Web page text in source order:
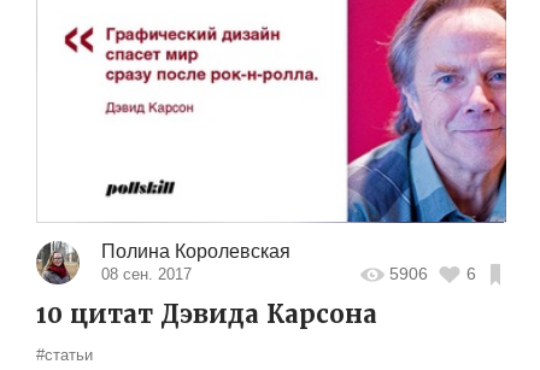
Полина Королевская
08 сен. 2017 5906 6
10 цитат Дэвида Карсона
#статьи